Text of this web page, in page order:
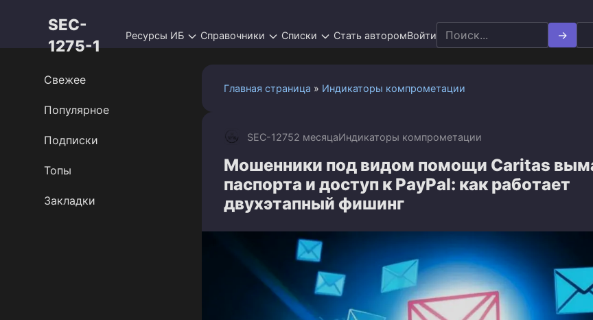
SEC-
1275-1
Ресурсы ИБ Справочники Списки Стать авторомВойти Search
for:
Главная страница » Индикаторы компрометации
SEC-12752 месяцаИндикаторы компрометации
Мошенники под видом помощи Caritas
паспорта и доступ к PayPal: как работает
двухэтапный фишинг
Свежее
Популярное
Подписки
Топы
Закладки